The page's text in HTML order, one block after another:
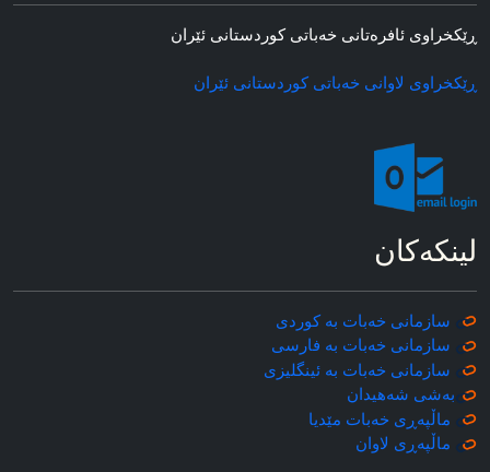
ڕێکخراوی ئافره‌تانی خه‌باتی کوردستانی ئێران
ڕێکخراوی لاوانی خه‌باتی کوردستانی ئێران
لینکه‌کان
سازمانی خه‌بات به کوردی
سازمانی خه‌بات به فارسی
سازمانی خه‌بات به ئینگلیزی
به‌شی شه‌هیدان
ماڵپه‌ڕی خه‌بات مێدیا
ماڵپه‌ڕی لاوان